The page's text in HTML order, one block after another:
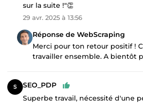
sur la suite !"👏
29 avr. 2025 à 13:56
Réponse de WebScraping
Merci pour ton retour positif !
travailler ensemble. A bientôt
SEO_PDP
Superbe travail, nécessité d'une